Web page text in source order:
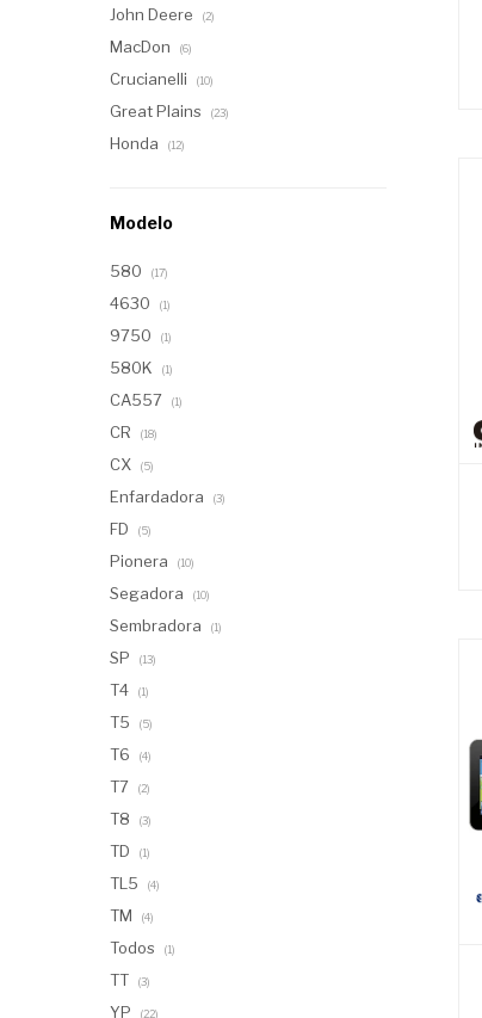
John Deere (2)
MacDon (6)
Crucianelli (10)
Great Plains (23)
Honda (12)
Modelo
580 (17)
4630 (1)
9750 (1)
580K (1)
CA557 (1)
CR (18)
CX (5)
Enfardadora (3)
FD (5)
Pionera (10)
Segadora (10)
Sembradora (1)
SP (13)
T4 (1)
T5 (5)
T6 (4)
T7 (2)
T8 (3)
TD (1)
TL5 (4)
TM (4)
Todos (1)
TT (3)
YP (22)